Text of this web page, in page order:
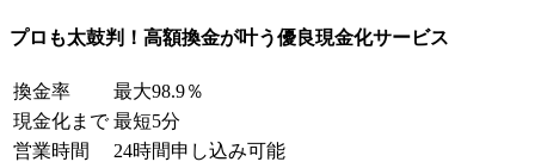
プロも太鼓判！高額換金が叶う優良現金化サービス
換金率
最大98.9％
現金化まで 最短5分
営業時間
24時間申し込み可能